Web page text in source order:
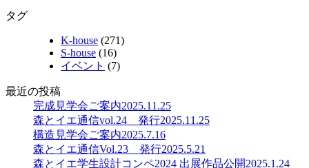
タグ
K-house (271)
S-house (16)
イベント (7)
最近の投稿
完成見学会ご案内2025.11.25
森とイエ通信vol.24 発行2025.11.25
構造見学会ご案内2025.7.16
森とイエ通信Vol.23 発行2025.5.21
森とイエ学生設計コンペ2024 出展作品公開2025.1.24